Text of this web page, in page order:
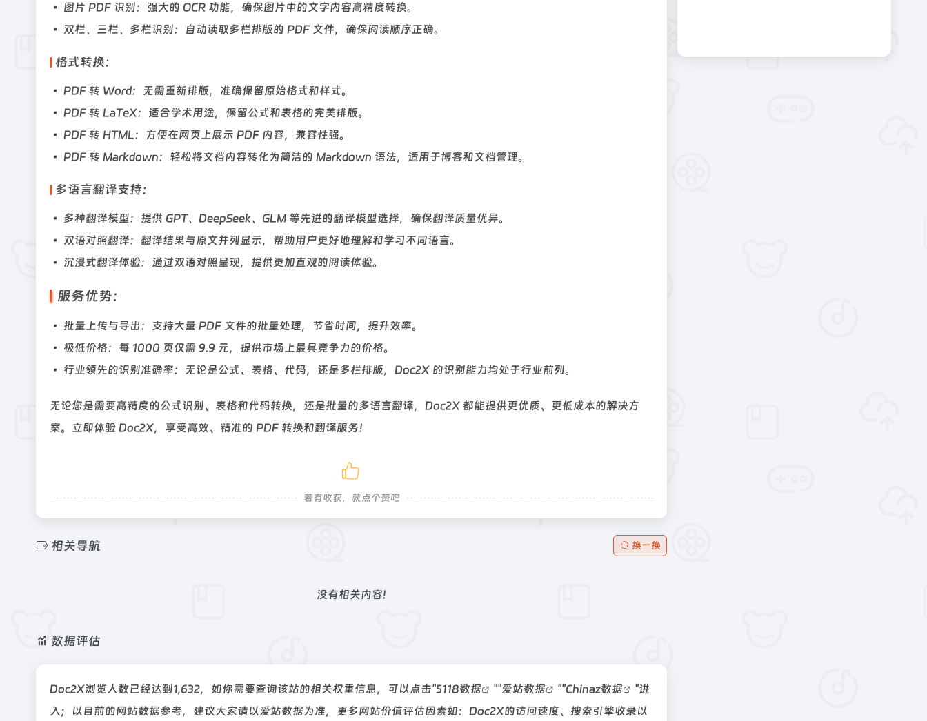
• 图片 PDF 识别：强大的 OCR 功能，确保图片中的文字内容高精度转换。
• 双栏、三栏、多栏识别：自动读取多栏排版的 PDF 文件，确保阅读顺序正确。
格式转换：
• PDF 转 Word：无需重新排版，准确保留原始格式和样式。
• PDF 转 LaTeX：适合学术用途，保留公式和表格的完美排版。
• PDF 转 HTML：方便在网页上展示 PDF 内容，兼容性强。
• PDF 转 Markdown：轻松将文档内容转化为简洁的 Markdown 语法，适用于博客和文档管理。
多语言翻译支持：
• 多种翻译模型：提供 GPT、DeepSeek、GLM 等先进的翻译模型选择，确保翻译质量优异。
• 双语对照翻译：翻译结果与原文并列显示，帮助用户更好地理解和学习不同语言。
• 沉浸式翻译体验：通过双语对照呈现，提供更加直观的阅读体验。
服务优势：
• 批量上传与导出：支持大量 PDF 文件的批量处理，节省时间，提升效率。
• 极低价格：每 1000 页仅需 9.9 元，提供市场上最具竞争力的价格。
• 行业领先的识别准确率：无论是公式、表格、代码，还是多栏排版，Doc2X 的识别能力均处于行业前列。
无论您是需要高精度的公式识别、表格和代码转换，还是批量的多语言翻译，Doc2X 都能提供更优质、更低成本的解决方
案。立即体验 Doc2X，享受高效、精准的 PDF 转换和翻译服务！
若有收获，就点个赞吧
相关导航 换一换
没有相关内容!
数据评估
Doc2X浏览人数已经达到1,632，如你需要查询该站的相关权重信息，可以点击"5118数据 ""爱站数据 ""Chinaz数据
"进
入；以目前的网站数据参考，建议大家请以爱站数据为准，更多网站价值评估因素如：Doc2X的访问速度、搜索引擎收录以